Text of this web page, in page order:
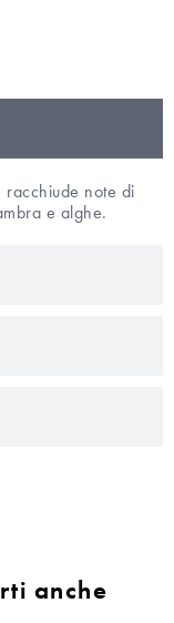
racchiude note di
e alghe.
anche